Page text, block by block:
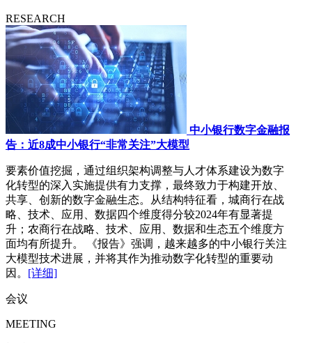
RESEARCH
中小银行数字金融报
告：近8成中小银行“非常关注”大模型
要素价值挖掘，通过组织架构调整与人才体系建设为数字
化转型的深入实施提供有力支撑，最终致力于构建开放、
共享、创新的数字金融生态。从结构特征看，城商行在战
略、技术、应用、数据四个维度得分较2024年有显著提
升；农商行在战略、技术、应用、数据和生态五个维度方
面均有所提升。 《报告》强调，越来越多的中小银行关注
大模型技术进展，并将其作为推动数字化转型的重要动
因。 [详细]
会议
MEETING